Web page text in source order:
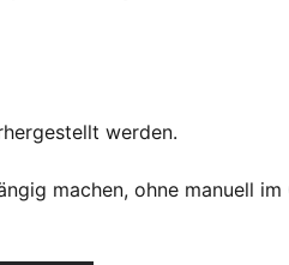
werden.
machen, ohne manuell